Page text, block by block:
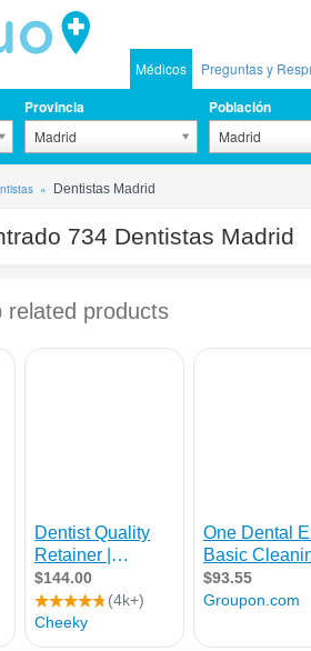
Médicos Preguntas y
Provincia
Madrid
Población
Madrid
Dentistas Madrid
734 Dentistas Madrid